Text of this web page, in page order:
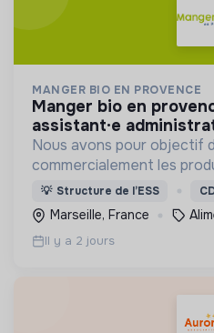
MANGER BIO EN PROVENCE
manger bio en provence recrute : un·e
assistant·e
Nous avons pour objectif
commercialement les
transformateurs BIO de la
collectivités afin
LOCAUX dans les cantines.
💡 Structure de l’ESS
Marseille, France
Il y a 2 jours